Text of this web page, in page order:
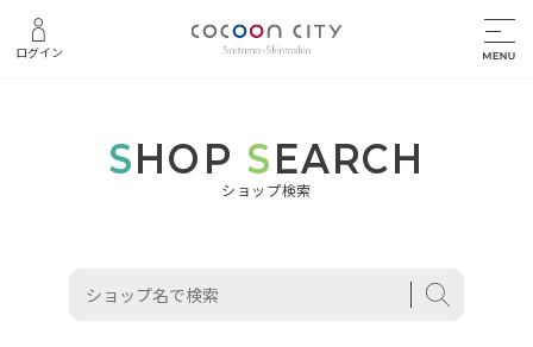
ログイン
SHOP SEARCH
ショップ検索